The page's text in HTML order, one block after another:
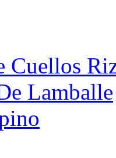
Cuellos
Lamballe